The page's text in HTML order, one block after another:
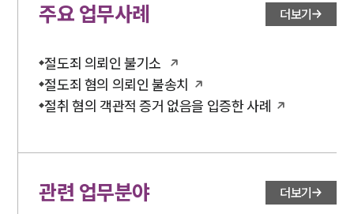
주요 업무사례 더보기
절도죄 의뢰인 불기소
절도죄 혐의 의뢰인 불송치
절취 혐의 객관적 증거 없음을 입증한 사례
관련 업무분야 더보기